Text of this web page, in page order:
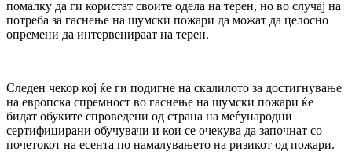
помалку да ги користат своите одела на терен, но во случај на
потреба за гаснење на шумски пожари да можат да целосно
опремени да интервенираат на терен.
Следен чекор кој ќе ги подигне на скалилото за достигнување
на европска спремност во гаснење на шумски пожари ќе
бидат обуките спроведени од страна на меѓународни
сертифицирани обучувачи и кои се очекува да започнат со
почетокот на есента по намалувањето на ризикот од пожари.